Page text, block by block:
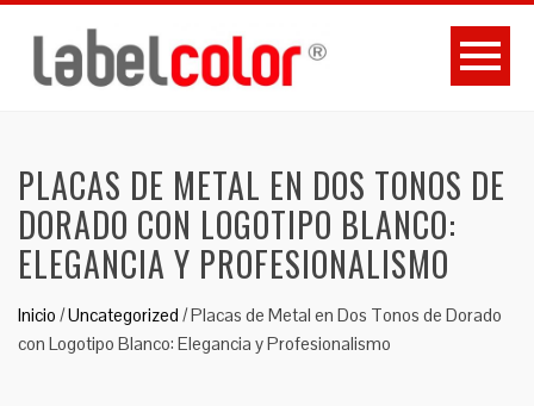
PLACAS DE METAL EN DOS TONOS DE
DORADO CON LOGOTIPO BLANCO:
ELEGANCIA Y PROFESIONALISMO
Inicio /Uncategorized /Placas de Metal en Dos Tonos de Dorado
con Logotipo Blanco: Elegancia y Profesionalismo